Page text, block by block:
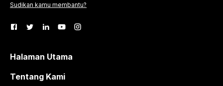
Sudikan kamu membantu?
Halaman Utama
Tentang Kami